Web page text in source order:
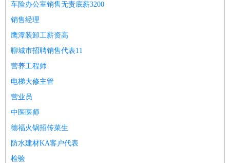
车险办公室销售无责底薪3200
销售经理
鹰潭装卸工薪资高
聊城市招聘销售代表11
营养工程师
电梯大修主管
营业员
中医医师
德福火锅招传菜生
防水建材KA客户代表
检验